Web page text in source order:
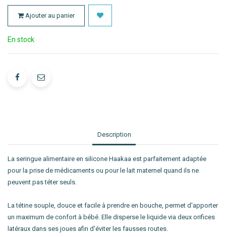
Ajouter au panier
En stock
Description
La seringue alimentaire en silicone Haakaa est parfaitement adaptée
pour la prise de médicaments ou pour le lait maternel quand ils ne
peuvent pas téter seuls.
La tétine souple, douce et facile à prendre en bouche, permet d'apporter
un maximum de confort à bébé. Elle disperse le liquide via deux orifices
latéraux dans ses joues afin d'éviter les fausses routes.